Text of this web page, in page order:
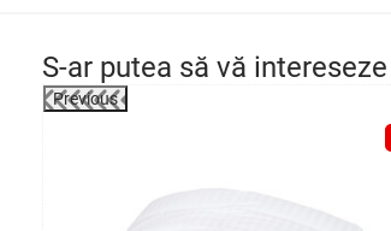
S-ar putea să vă intereseze
Previous